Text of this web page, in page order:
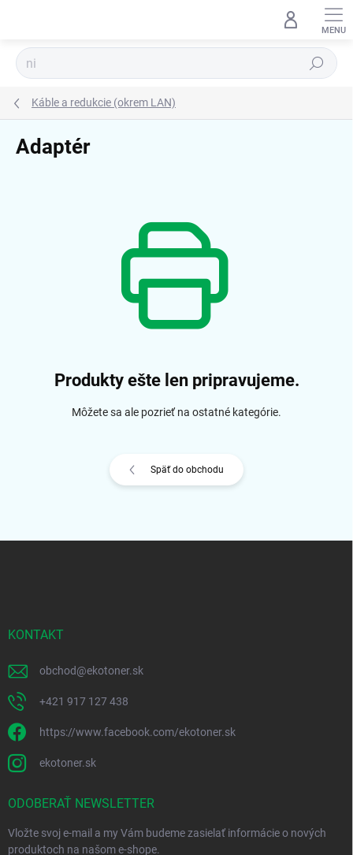
Hľadať
Káble a redukcie (okrem LAN)
Adaptér
Produkty ešte len pripravujeme.
Môžete sa ale pozrieť na ostatné kategórie.
Späť do obchodu
KONTAKT
obchod@ekotoner.sk
+421 917 127 438
https://www.facebook.com/ekotoner.sk
ekotoner.sk
ODOBERAŤ NEWSLETTER
Vložte svoj e-mail a my Vám budeme zasielať informácie o nových
produktoch na našom e-shope.